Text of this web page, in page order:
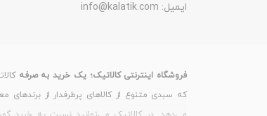
ایمیل: info@kalatik.com
فروشگاه اینترنتی کالاتیک؛ یک خرید به صرفه
که سبدی متنوع از کالاهای پرطرفدار از برندهای